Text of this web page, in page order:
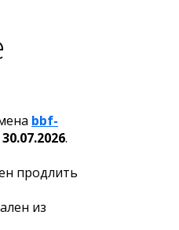
bbf-
30.07.2026.
продлить
из